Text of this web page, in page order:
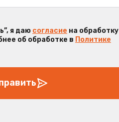
я даю согласие на обработку
об обработке в Политике